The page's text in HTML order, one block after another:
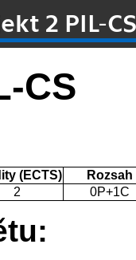
2 PIL-
CS
(ECTS)
Rozsah
2 0P+1C